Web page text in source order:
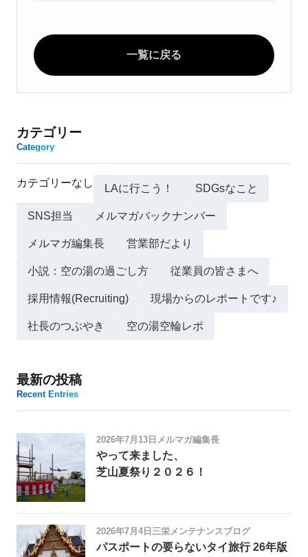
一覧に戻る
カテゴリー
Category
カテゴリーなし LAに行こう！ SDGsなこと
SNS担当 メルマガバックナンバー
メルマガ編集長 営業部だより
小説：空の湯の過ごし方 従業員の皆さまへ
採用情報(Recruiting) 現場からのレポートです♪
社長のつぶやき 空の湯空輪レポ
最新の投稿
Recent Entries
2026年7月13日 メルマガ編集長
やって来ました、
芝山夏祭り２０２６！
2026年7月4日 三栄メンテナンスブログ
パスポートの要らないタイ旅行 26年版